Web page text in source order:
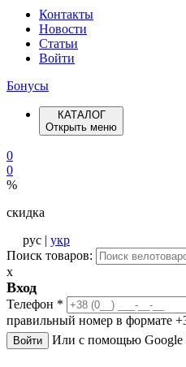
Контакты
Новости
Статьи
Войти
Бонусы
КАТАЛОГ
Открыть меню
0
0
%
скидка
рус | укр
Поиск товаров:
x
Вход
Телефон *
правильный номер в формате
Войти Или с помощью Google